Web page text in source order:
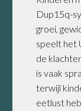
Dup15q-
groei,
speelt het
de
is vaak
terwijl
eetlust